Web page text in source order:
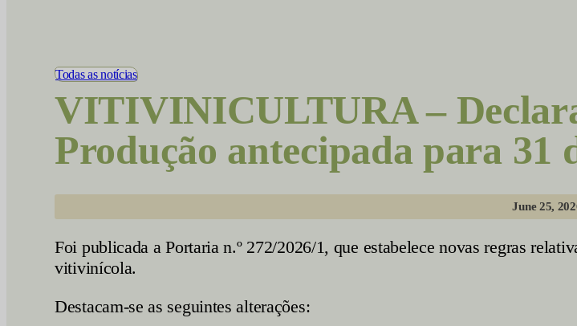
Todas as notícias
VITIVINICULTURA –
Produção antecipada para 31
June 25,
Foi publicada a Portaria n.º 272/2026/1, que estabelece novas regras
vitivinícola.
Destacam-se as seguintes alterações: